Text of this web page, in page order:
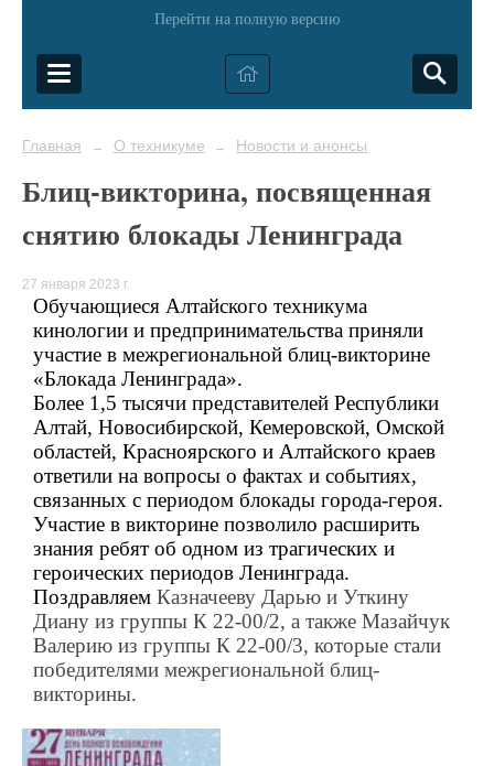
Перейти на полную версию
Главная → О техникуме → Новости и анонсы
Блиц-викторина, посвященная
снятию блокады Ленинграда
27 января 2023 г.
Обучающиеся Алтайского техникума
кинологии и предпринимательства приняли
участие в межрегиональной блиц-викторине
«Блокада Ленинграда».
Более 1,5 тысячи представителей Республики
Алтай, Новосибирской, Кемеровской, Омской
областей, Красноярского и Алтайского краев
ответили на вопросы о фактах и событиях,
связанных с периодом блокады города-героя.
Участие в викторине позволило расширить
знания ребят об одном из трагических и
героических периодов Ленинграда.
Поздравляем Казначееву Дарью и Уткину
Диану из группы К 22-00/2, а также Мазайчук
Валерию из группы К 22-00/3, которые стали
победителями межрегиональной блиц-
викторины.